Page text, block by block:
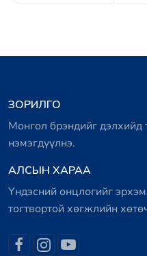
ЗОРИЛГО
Монгол брэндийг дэлхийд
нэмэгдүүлнэ.
АЛСЫН ХАРАА
Үндэсний онцлогийг
тогтвортой хөгжлийн